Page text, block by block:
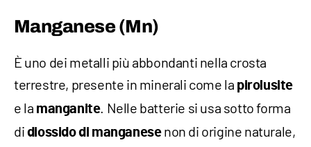
Manganese (Mn)
È uno dei metalli più abbondanti nella crosta
terrestre, presente in minerali come la pirolusite
e la manganite. Nelle batterie si usa sotto forma
di diossido di manganesenon di origine naturale,